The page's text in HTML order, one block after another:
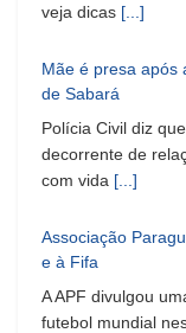
veja dicas [...]
Mãe é presa após
de Sabará
Polícia Civil diz
decorrente de
com vida [...]
Associação
e à Fifa
A APF divulgou
futebol mundial